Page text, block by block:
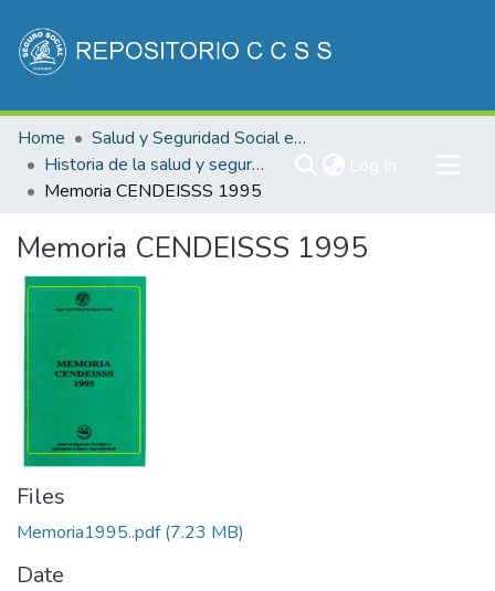
Communities & Collections
All of DSpace
Statistics
Home
Salud y Seguridad Social en Costa Rica
Historia de la salud y seguridad social de Costa Rica
Memoria CENDEISSS 1995
Memoria CENDEISSS 1995
Files
Memoria1995..pdf(7.23 MB)
Date